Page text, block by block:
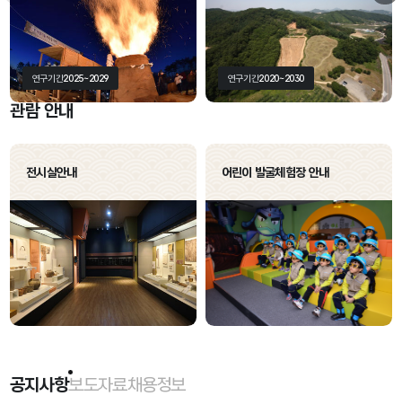
연구기간2025~2029 연구기간2020~2030
관람 안내
전시실안내 어린이 발굴체험장 안내
공지사항
선택됨 보도자료채용정보